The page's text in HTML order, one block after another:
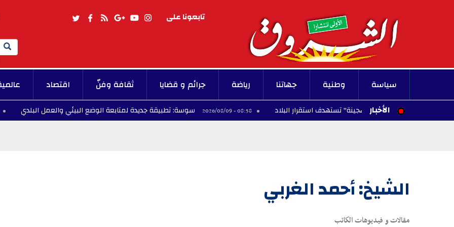
تابعونا على
Search
سياسة وطنية جهاتنا رياضة جرائم و قضايا ثقافة وفنّ اقتصاد
الأخبار
ألمانيا تحذر من "حرب هجينة" تستهدف استقرار البلاد 08:58 - 2026/08/09 سوسة: تطبيقة جديدة لمتابعة الوضع البيئي والعمل البلدي 08/09
الشيخ: أحمد الغربي‏
مقالات و فيديوهات الكاتب